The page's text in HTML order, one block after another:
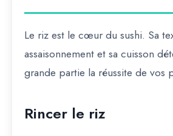
Le riz est le cœur du sushi. Sa
assaisonnement et sa cuisson
grande partie la réussite de vos
Rincer le riz